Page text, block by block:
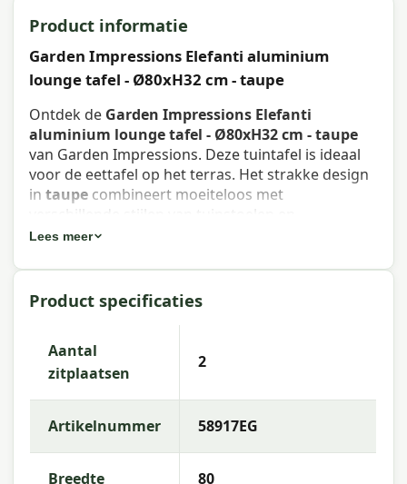
Product informatie
Garden Impressions Elefanti aluminium
lounge tafel - Ø80xH32 cm - taupe
Ontdek de Garden Impressions Elefanti
aluminium lounge tafel - Ø80xH32 cm - taupe
van Garden Impressions. Deze tuintafel is ideaal
voor de eettafel op het terras. Het strakke design
intaupe combineert moeiteloos met
verschillende stijlen van tuinstoelen en
loungesets.
Eigenschappen Garden Impressions
Elefanti aluminium lounge tafel -
Ø80xH32 cm - taupe
Artikelnummer
: 58917EG
EAN: 8713002589177
Merk: Garden Impressions
Lees meer
Product specificaties
Aantal
zitplaatsen
2
Artikelnummer 58917EG
Breedte 80